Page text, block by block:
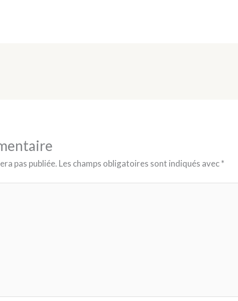
pas publiée. Les champs obligatoires sont indiqués avec*